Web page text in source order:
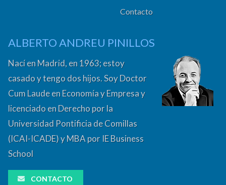
Contacto
ALBERTO ANDREU PINILLOS
Nací en Madrid, en 1963; estoy
casado y tengo dos hijos. Soy Doctor
Cum Laude en Economía y Empresa y
licenciado en Derecho por la
Universidad Pontificia de Comillas
(ICAI-ICADE) y MBA por IE Business
School
CONTACTO